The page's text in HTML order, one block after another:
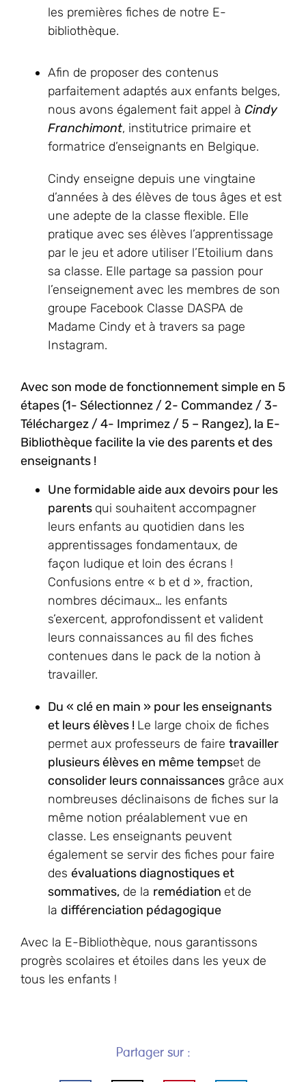
les premières fiches de notre E-
bibliothèque.
Afin de proposer des contenus
parfaitement adaptés aux enfants belges,
nous avons également fait appel à Cindy
Franchimont, institutrice primaire et
formatrice d’enseignants en Belgique.
Cindy enseigne depuis une vingtaine
d’années à des élèves de tous âges et est
une adepte de la classe flexible. Elle
pratique avec ses élèves l’apprentissage
par le jeu et adore utiliser l’Etoilium dans
sa classe. Elle partage sa passion pour
l’enseignement avec les membres de son
groupe Facebook Classe DASPA de
Madame Cindy et à travers sa page
Instagram.
Avec son mode de fonctionnement simple en 5
étapes (1- Sélectionnez / 2- Commandez / 3-
Téléchargez / 4- Imprimez / 5 – Rangez), la E-
Bibliothèque facilite la vie des parents et des
enseignants !
Une formidable aide aux devoirs pour les
parents qui souhaitent accompagner
leurs enfants au quotidien dans les
apprentissages fondamentaux, de
façon ludique et loin des écrans !
Confusions entre « b et d », fraction,
nombres décimaux… les enfants
s’exercent, approfondissent et valident
leurs connaissances au fil des fiches
contenues dans le pack de la notion à
travailler.
Du « clé en main » pour les enseignants
et leurs élèves ! Le large choix de fiches
permet aux professeurs de faire travailler
plusieurs élèves en même tempset de
consolider leurs connaissances grâce aux
nombreuses déclinaisons de fiches sur la
même notion préalablement vue en
classe. Les enseignants peuvent
également se servir des fiches pour faire
des évaluations diagnostiques et
sommatives, de la remédiation et de
la différenciation pédagogique
Avec la E-Bibliothèque, nous garantissons
progrès scolaires et étoiles dans les yeux de
tous les enfants !
Partager sur :